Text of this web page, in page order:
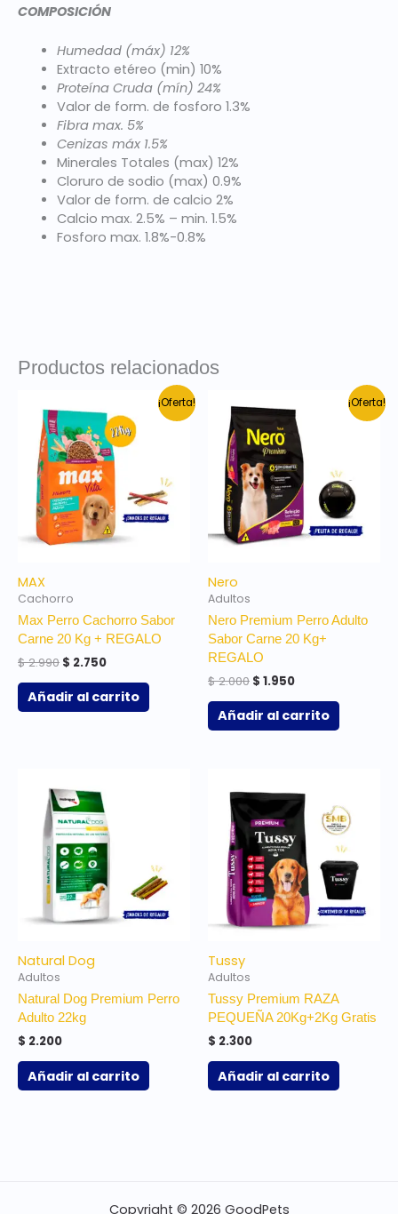
COMPOSICIÓN
Humedad (máx) 12%
Extracto etéreo (min) 10%
Proteína Cruda (mín) 24%
Valor de form. de fosforo 1.3%
Fibra max. 5%
Cenizas máx 1.5%
Minerales Totales (max) 12%
Cloruro de sodio (max) 0.9%
Valor de form. de calcio 2%
Calcio max. 2.5% – min. 1.5%
Fosforo max. 1.8%-0.8%
Productos relacionados
¡Oferta!
MAX
Cachorro
Max Perro Cachorro Sabor
Carne 20 Kg + REGALO
$2.990
precio
original
era:
$ 2.990.
$ 2.750
precio
actual
es:
$ 2.750.
Añadir al carrito
¡Oferta!
Nero
Adultos
Nero Premium Perro Adulto
Sabor Carne 20 Kg+
REGALO
$2.000
precio
original
era:
$ 2.000.
$ 1.950
precio
actual
es:
$ 1.950.
Añadir al carrito
Natural Dog
Adultos
Natural Dog Premium Perro
Adulto 22kg
$ 2.200
Añadir al carrito
Tussy
Adultos
Tussy Premium RAZA
PEQUEÑA 20Kg+2Kg Gratis
$ 2.300
Añadir al carrito
Copyright © 2026 GoodPets